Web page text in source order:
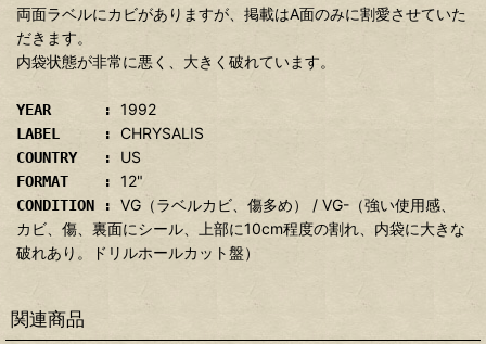
両面ラベルにカビがありますが、掲載はA面のみに割愛させていた
だきます。
内袋状態が非常に悪く、大きく破れています。
YEAR : 1992
LABEL : CHRYSALIS
COUNTRY : US
FORMAT : 12"
CONDITION : VG（ラベルカビ、傷多め） / VG-（強い使用感、
カビ、傷、裏面にシール、上部に10cm程度の割れ、内袋に大きな
破れあり。ドリルホールカット盤）
関連商品